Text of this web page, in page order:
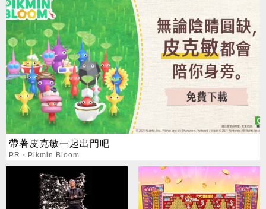
帶著皮克敏一起出門吧
PR・Pikmin Bloom